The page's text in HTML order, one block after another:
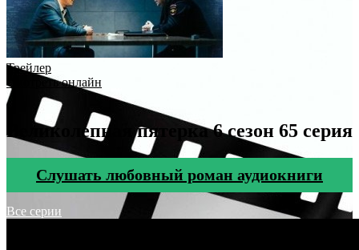
Трейлер
Смотреть онлайн
Великолепная пятерка 6 сезон 65 серия
Cлушать любовный роман аудиокниги
Все серии